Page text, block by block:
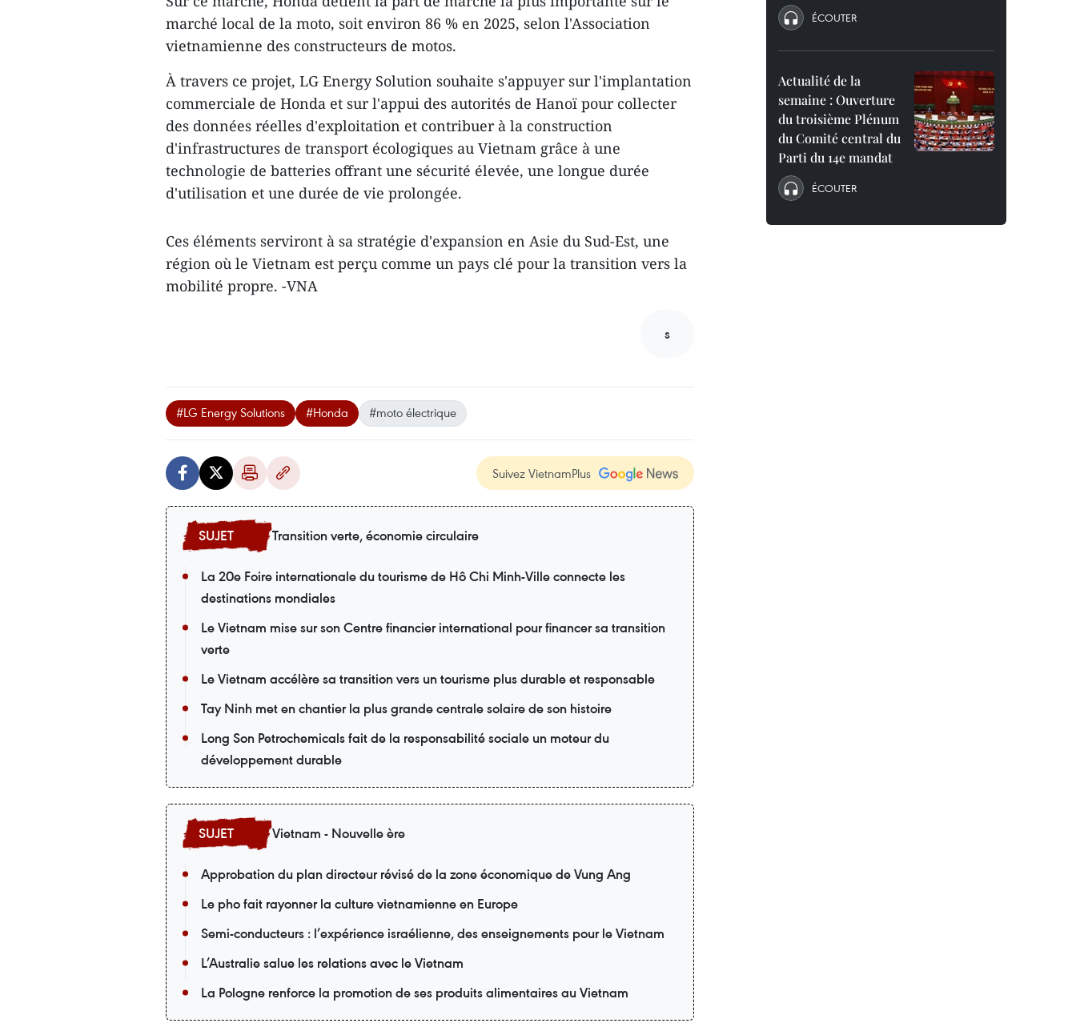
marché local de la moto, soit environ 86 % en 2025, selon l'Association
vietnamienne des constructeurs de motos.
À travers ce projet, LG Energy Solution souhaite s'appuyer sur l'implantation
commerciale de Honda et sur l'appui des autorités de Hanoï pour collecter
des données réelles d'exploitation et contribuer à la construction
d'infrastructures de transport écologiques au Vietnam grâce à une
technologie de batteries offrant une sécurité élevée, une longue durée
d'utilisation et une durée de vie prolongée.
Ces éléments serviront à sa stratégie d'expansion en Asie du Sud-Est, une
région où le Vietnam est perçu comme un pays clé pour la transition vers la
mobilité propre. -VNA
s
#LG Energy Solutions #Honda #moto électrique
Suivez VietnamPlus
Transition verte, économie circulaire
La 20e Foire internationale du tourisme de Hô Chi Minh-Ville connecte les
destinations mondiales
Le Vietnam mise sur son Centre financier international pour financer sa transition
verte
Le Vietnam accélère sa transition vers un tourisme plus durable et responsable
Tay Ninh met en chantier la plus grande centrale solaire de son histoire
Long Son Petrochemicals fait de la responsabilité sociale un moteur du
développement durable
Vietnam - Nouvelle ère
Approbation du plan directeur révisé de la zone économique de Vung Ang
Le pho fait rayonner la culture vietnamienne en Europe
Semi-conducteurs : l’expérience israélienne, des enseignements pour le Vietnam
L’Australie salue les relations avec le Vietnam
La Pologne renforce la promotion de ses produits alimentaires au Vietnam
ÉCOUTER
Actualité de la
semaine : Ouverture
du troisième Plénum
du Comité central du
Parti du 14e mandat
ÉCOUTER